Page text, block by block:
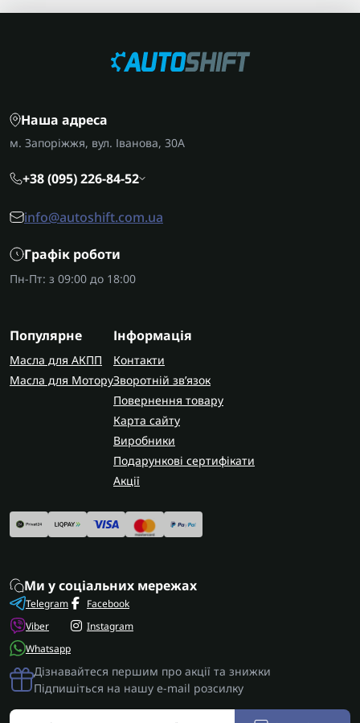
Наша адреса
м. Запоріжжя, вул. Іванова, 30А
+38 (095) 226-84-52
info@autoshift.com.ua
Графік роботи
Пн-Пт: з 09:00 до 18:00
Популярне
Масла для АКПП
Масла для Мотору
Інформація
Контакти
Зворотній зв’язок
Повернення товару
Карта сайту
Виробники
Подарункові сертифікати
Акції
Ми у соціальних мережах
Telegram
Viber
Whatsapp
Facebook
Instagram
Дізнавайтеся першим про акції та знижки
Підпишіться на нашу e-mail розсилку